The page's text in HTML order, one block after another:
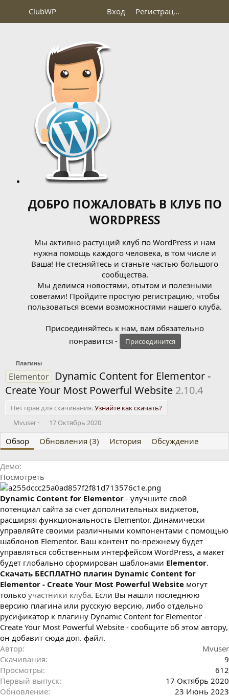
ClubWP Вход Регистрация
ДОБРО ПОЖАЛОВАТЬ В КЛУБ ПО
WORDPRESS
Мы активно растущий клуб по WordPress и нам
нужна помощь каждого человека, в том числе и
Ваша! Не стесняйтесь и станьте частью большого
сообщества.
Мы делимся новостями, отытом и полезными
советами! Пройдите простую регистрацию, чтобы
пользоваться всеми возможностями нашего клуба.
Присоединяйтесь к нам, вам обязательно
понравится -
Присоединится
Плагины
Elementor
Dynamic Content for Elementor -
Create Your Most Powerful Website 2.10.4
Нет прав для скачивания.Узнайте как скачать?
А
т
о
р
Mvuser
Д
т
а
с
д
а
н
и
я
17 Октябрь 2020
Обзор Обновления (3) История Обсуждение
Демо
Посмотреть
Dynamic Content for Elementor - улучшите свой
потенциал сайта за счет дополнительных виджетов,
расширяя функциональность Elementor. Динамически
управляйте своими различными компонентами с помощью
шаблонов Elementor. Ваш контент по-прежнему будет
управляться собственным интерфейсом WordPress, а макет
будет глобально сформирован шаблонами Elementor.
Cкачать БЕСПЛАТНО плагин Dynamic Content for
Elementor - Create Your Most Powerful Website могут
только участники клуба. Если Вы нашли последнюю
версию плагина или русскую версию, либо отдельно
русификатор к плагину Dynamic Content for Elementor -
Create Your Most Powerful Website - сообщите об этом автору,
он добавит сюда доп. файл.
Автор
Mvuser
Скачивания
9
Просмотры
612
Первый выпуск
17 Октябрь 2020
Обновление
23 Июнь 2023